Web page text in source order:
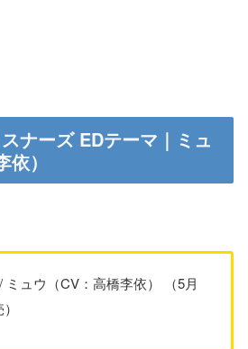
ナーズ EDテーマ｜ミュ
）
ミュウ（CV：高橋李依） （5月